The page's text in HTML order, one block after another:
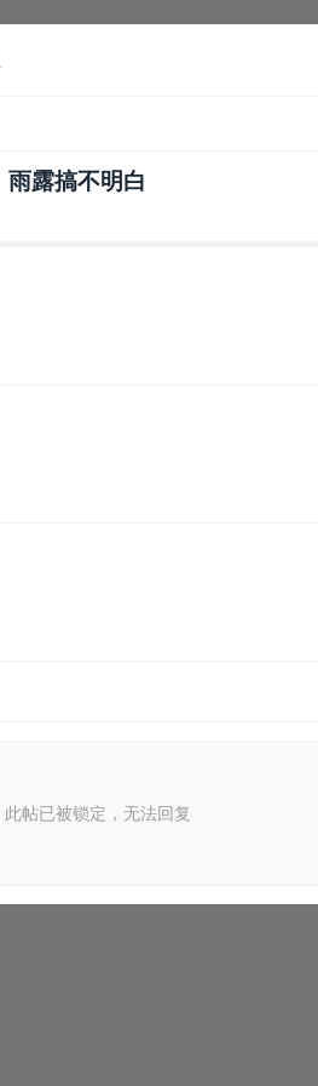
雨露搞不明白
此帖已被锁定，无法回复